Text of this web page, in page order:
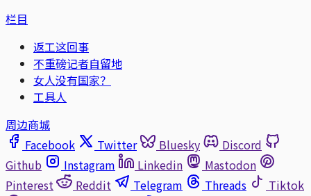
栏目
返工这回事
不重磅记者自留地
女人没有国家？
工具人
周边商城
Facebook
Twitter Bluesky
Discord
Github
Instagram Linkedin
Mastodon
Pinterest
Reddit Telegram Threads
Tiktok